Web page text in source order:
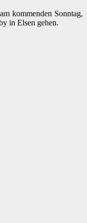
kommenden Sonntag,
in Elsen gehen.